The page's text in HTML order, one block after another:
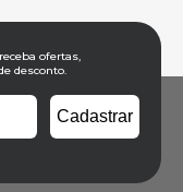
ofertas,
desconto.